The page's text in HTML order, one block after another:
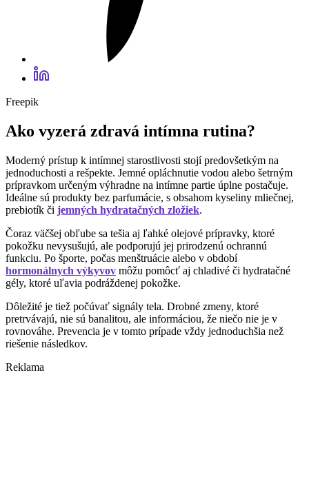
Freepik
Ako vyzerá zdravá intímna rutina?
Moderný prístup k intímnej starostlivosti stojí predovšetkým na
jednoduchosti a rešpekte. Jemné opláchnutie vodou alebo šetrným
prípravkom určeným výhradne na intímne partie úplne postačuje.
Ideálne sú produkty bez parfumácie, s obsahom kyseliny mliečnej,
prebiotík či jemných hydratačných zložiek.
Čoraz väčšej obľube sa tešia aj ľahké olejové prípravky, ktoré
pokožku nevysušujú, ale podporujú jej prirodzenú ochrannú
funkciu. Po športe, počas menštruácie alebo v období
hormonálnych výkyvov môžu pomôcť aj chladivé či hydratačné
gély, ktoré uľavia podráždenej pokožke.
Dôležité je tiež počúvať signály tela. Drobné zmeny, ktoré
pretrvávajú, nie sú banalitou, ale informáciou, že niečo nie je v
rovnováhe. Prevencia je v tomto prípade vždy jednoduchšia než
riešenie následkov.
Reklama